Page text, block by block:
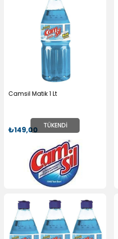
TÜKENDI
Camsil Matik 1 Lt
₺149,00